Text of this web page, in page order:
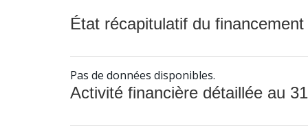
État récapitulatif du
Pas de données disponibles.
Activité financière détaillée au